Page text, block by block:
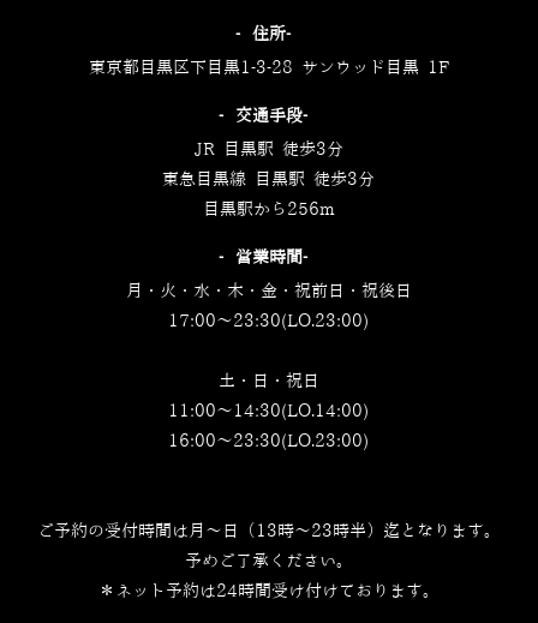
‐住所‐
東京都目黒区下目黒1-3-28 サンウッド目黒 1F
‐交通手段‐
JR 目黒駅 徒歩3分
東急目黒線 目黒駅 徒歩3分
目黒駅から256m
‐営業時間‐
月・火・水・木・金・祝前日・祝後日
17:00～23:30(LO.23:00)
土・日・祝日
11:00～14:30(LO.14:00)
16:00～23:30(LO.23:00)
ご予約の受付時間は月～日（13時～23時半）迄となります。
予めご了承ください。
＊ネット予約は24時間受け付けております。